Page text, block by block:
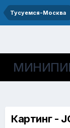
Тусуемся-Москва
Картинг -